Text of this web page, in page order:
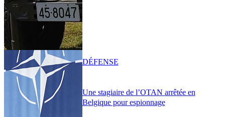
Une stagiaire de l’OTAN arrêtée en
Belgique pour espionnage
DÉFENSE